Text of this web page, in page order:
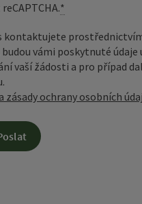
*
kontaktujete
vámi poskytnuté údaje
vaší žádosti a pro případ
zásady ochrany osobních